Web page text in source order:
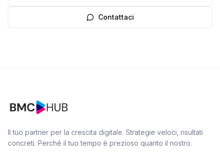
Contattaci
Il tuo partner per la crescita digitale. Strategie veloci, risultati
concreti. Perché il tuo tempo è prezioso quanto il nostro.